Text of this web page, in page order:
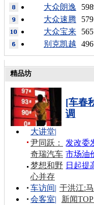
大众朗逸
大众速腾
大众宝来
别克凯越
精品坊
[车春
调
发改委
市场油
日起提
大讲堂|
尹同跃：
奇瑞汽车
梦想和野
心并存
车访间| 于洪江:
会客室|
新闻